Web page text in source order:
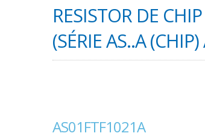
RESISTOR DE
(SÉRIE AS..A
AS01FTF1021A